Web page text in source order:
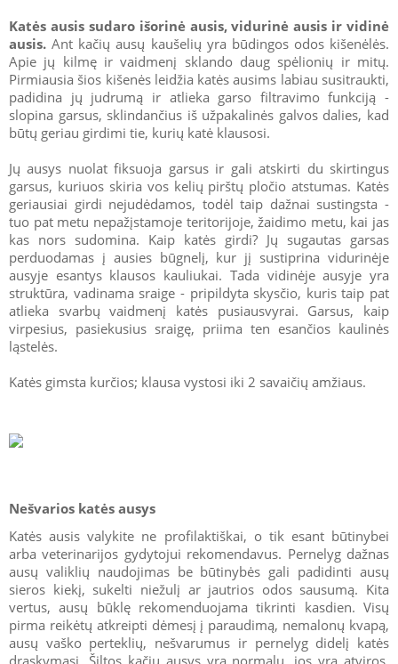
Katės ausis sudaro išorinė ausis, vidurinė ausis ir vidinė
ausis. Ant kačių ausų kaušelių yra būdingos odos kišenėlės.
Apie jų kilmę ir vaidmenį sklando daug spėlionių ir mitų.
Pirmiausia šios kišenės leidžia katės ausims labiau susitraukti,
padidina jų judrumą ir atlieka garso filtravimo funkciją -
slopina garsus, sklindančius iš užpakalinės galvos dalies, kad
būtų geriau girdimi tie, kurių katė klausosi.
Jų ausys nuolat fiksuoja garsus ir gali atskirti du skirtingus
garsus, kuriuos skiria vos kelių pirštų pločio atstumas. Katės
geriausiai girdi nejudėdamos, todėl taip dažnai sustingsta -
tuo pat metu nepažįstamoje teritorijoje, žaidimo metu, kai jas
kas nors sudomina. Kaip katės girdi? Jų sugautas garsas
perduodamas į ausies būgnelį, kur jį sustiprina vidurinėje
ausyje esantys klausos kauliukai. Tada vidinėje ausyje yra
struktūra, vadinama sraige - pripildyta skysčio, kuris taip pat
atlieka svarbų vaidmenį katės pusiausvyrai. Garsus, kaip
virpesius, pasiekusius sraigę, priima ten esančios kaulinės
ląstelės.
Katės gimsta kurčios; klausa vystosi iki 2 savaičių amžiaus.
Nešvarios katės ausys
Katės ausis valykite ne profilaktiškai, o tik esant būtinybei
arba veterinarijos gydytojui rekomendavus. Pernelyg dažnas
ausų valiklių naudojimas be būtinybės gali padidinti ausų
sieros kiekį, sukelti niežulį ar jautrios odos sausumą. Kita
vertus, ausų būklę rekomenduojama tikrinti kasdien. Visų
pirma reikėtų atkreipti dėmesį į paraudimą, nemalonų kvapą,
ausų vaško perteklių, nešvarumus ir pernelyg didelį katės
draskymąsi. Šiltos kačių ausys yra normalu, jos yra atviros,